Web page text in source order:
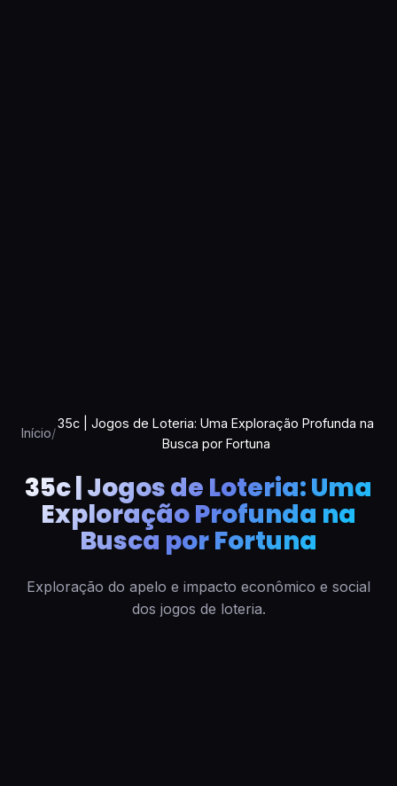
Início/
35c | Jogos de Loteria: Uma Exploração Profunda na
Busca por Fortuna
35c | Jogos de Loteria: Uma
Exploração Profunda na
Busca por Fortuna
Exploração do apelo e impacto econômico e social
dos jogos de loteria.